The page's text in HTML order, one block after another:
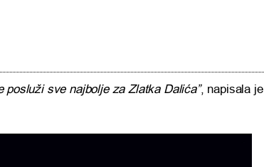
posluži sve najbolje za Zlatka Dalića”, napisala je